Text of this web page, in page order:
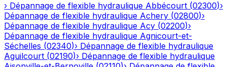
› Dépannage de flexible hydraulique Abbécourt (02300)›
Dépannage de flexible hydraulique Achery (02800)›
Dépannage de flexible hydraulique Acy (02200)›
Dépannage de flexible hydraulique Agnicourt-et-
Séchelles (02340)› Dépannage de flexible hydraulique
Aguilcourt (02190)› Dépannage de flexible hydraulique